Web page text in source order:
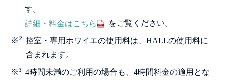
す。
詳細・料金はこちら
をご覧ください。
※ 2 控室・専用ホワイエの使用料は、HALLの使用料に
含まれます。
※3 4時間未満のご利用の場合も、4時間料金の適用とな